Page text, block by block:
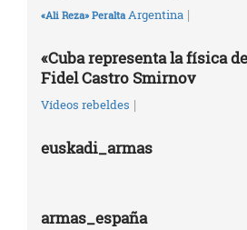
«Ali Reza» Peralta Argentina |
«Cuba representa la física
Fidel Castro Smirnov
Vídeos rebeldes |
euskadi_armas
armas_españa